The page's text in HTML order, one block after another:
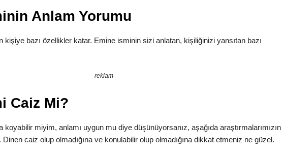
Anlam Yorumu
kişiye bazı özellikler katar. Emine isminin sizi anlatan, kişiliğinizi yansıtan bazı
reklam
Caiz Mi?
miyim, anlamı uygun mu diye düşünüyorsanız, aşağıda araştırmalarımızın
caiz olup olmadığına ve konulabilir olup olmadığına dikkat etmeniz ne güzel.